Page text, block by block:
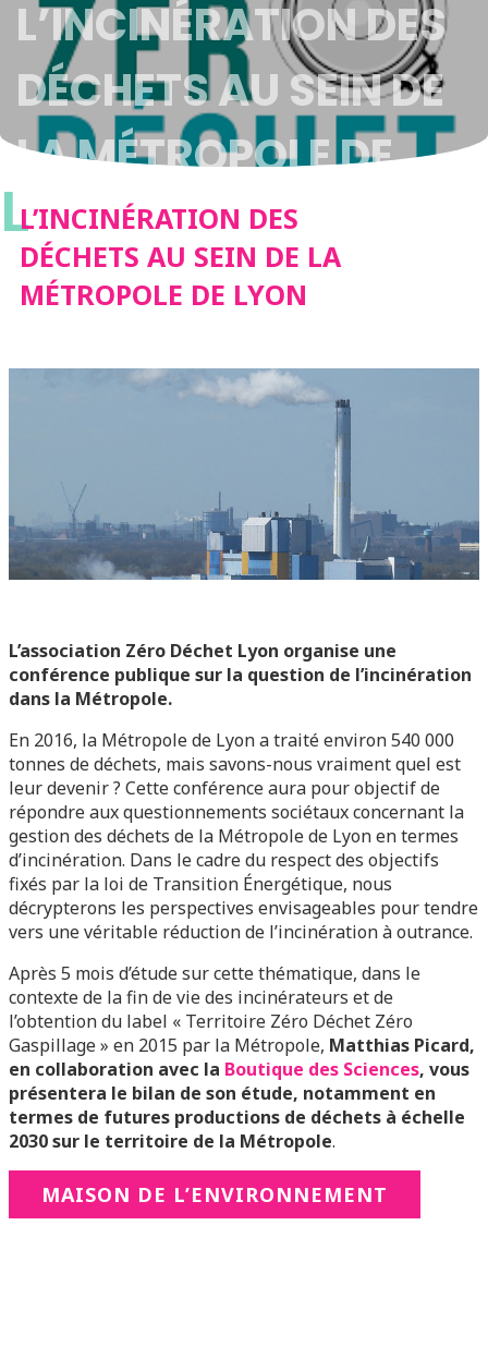
L’INCINÉRATION DES
DÉCHETS AU SEIN DE
LA MÉTROPOLE DE
LYON
LL’INCINÉRATION DES
DÉCHETS AU SEIN DE LA
MÉTROPOLE DE LYON
L’association Zéro Déchet Lyon organise une
conférence publique sur la question de l’incinération
dans la Métropole.
En 2016, la Métropole de Lyon a traité environ 540 000
tonnes de déchets, mais savons-nous vraiment quel est
leur devenir ? Cette conférence aura pour objectif de
répondre aux questionnements sociétaux concernant la
gestion des déchets de la Métropole de Lyon en termes
d’incinération. Dans le cadre du respect des objectifs
fixés par la loi de Transition Énergétique, nous
décrypterons les perspectives envisageables pour tendre
vers une véritable réduction de l’incinération à outrance.
Après 5 mois d’étude sur cette thématique, dans le
contexte de la fin de vie des incinérateurs et de
l’obtention du label « Territoire Zéro Déchet Zéro
Gaspillage » en 2015 par la Métropole, Matthias Picard,
en collaboration avec la Boutique des Sciences, vous
présentera le bilan de son étude, notamment en
termes de futures productions de déchets à échelle
2030 sur le territoire de la Métropole.
MAISON DE L’ENVIRONNEMENT